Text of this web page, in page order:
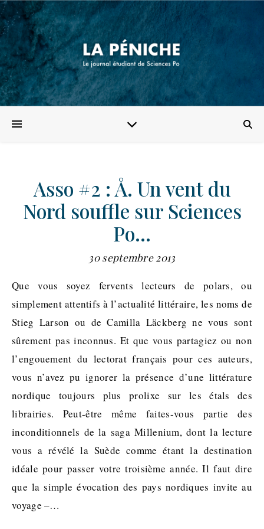
Asso #2 : Å. Un vent du
Nord souffle sur Sciences
Po…
30 septembre 2013
Que vous soyez fervents lecteurs de polars, ou
simplement attentifs à l’actualité littéraire, les noms de
Stieg Larson ou de Camilla Läckberg ne vous sont
sûrement pas inconnus. Et que vous partagiez ou non
l’engouement du lectorat français pour ces auteurs,
vous n’avez pu ignorer la présence d’une littérature
nordique toujours plus prolixe sur les étals des
librairies. Peut-être même faites-vous partie des
inconditionnels de la saga Millenium, dont la lecture
vous a révélé la Suède comme étant la destination
idéale pour passer votre troisième année. Il faut dire
que la simple évocation des pays nordiques invite au
voyage –…